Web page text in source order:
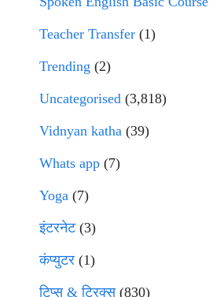
Teacher Transfer (1)
Trending (2)
Uncategorised (3,818)
Vidnyan katha (39)
Whats app (7)
Yoga (7)
इंटरनेट(3)
कंप्युटर (1)
टिप्स & ट्रिक्स(830)